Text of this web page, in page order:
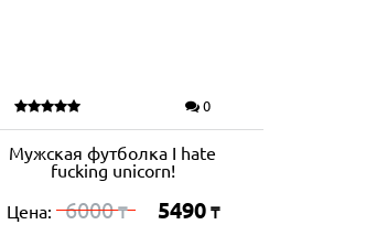
0
Мужская футболка I hate
fucking unicorn!
Цена: 6000₸ 5490 ₸